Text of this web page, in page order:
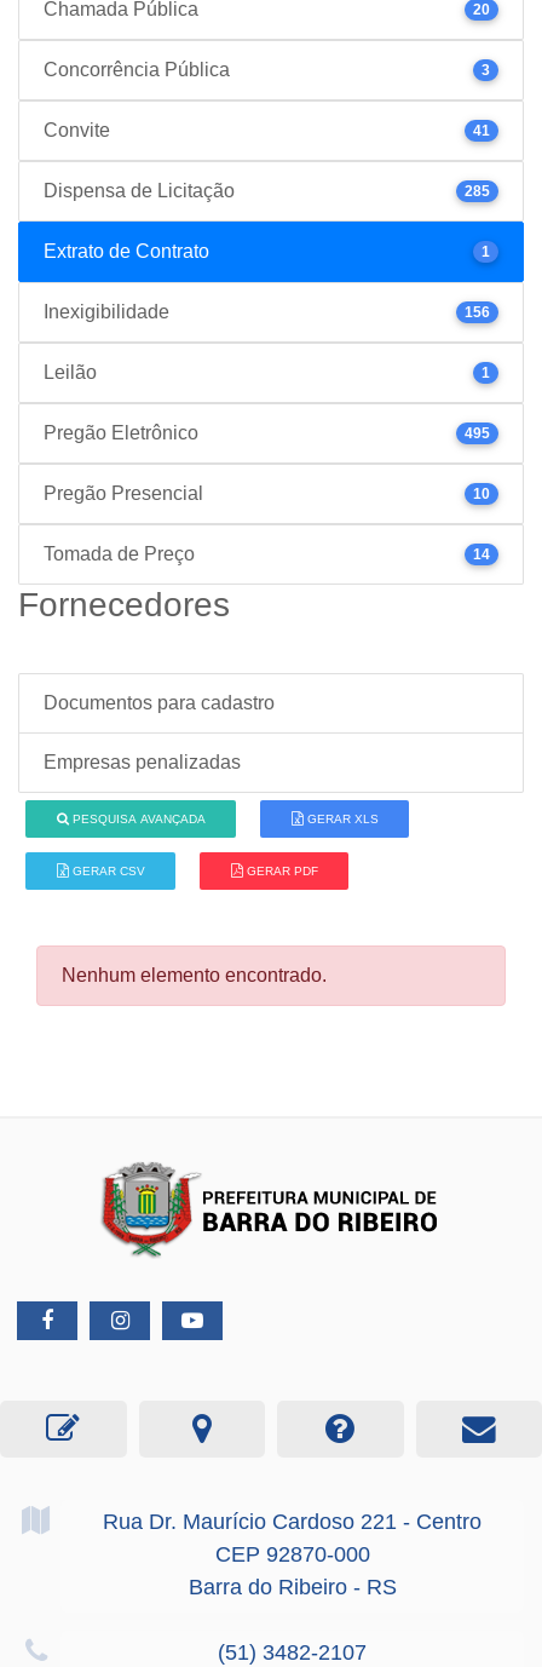
Chamada Pública 20
Concorrência Pública 3
Convite 41
Dispensa de Licitação 285
Extrato de Contrato 1
Inexigibilidade 156
Leilão 1
Pregão Eletrônico 495
Pregão Presencial 10
Tomada de Preço 14
Fornecedores
Documentos para cadastro
Empresas penalizadas
PESQUISA AVANÇADA GERAR XLS
GERAR CSV GERAR PDF
Nenhum elemento encontrado.
Rua Dr. Maurício Cardoso 221 - Centro
CEP 92870-000
Barra do Ribeiro - RS
(51) 3482-2107